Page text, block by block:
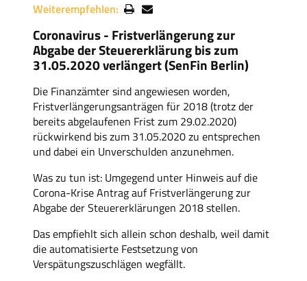
Weiterempfehlen:
Coronavirus - Fristverlängerung zur
Abgabe der Steuererklärung bis zum
31.05.2020 verlängert (SenFin Berlin)
Die Finanzämter sind angewiesen worden,
Fristverlängerungsanträgen für 2018 (trotz der
bereits abgelaufenen Frist zum 29.02.2020)
rückwirkend bis zum 31.05.2020 zu entsprechen
und dabei ein Unverschulden anzunehmen.
Was zu tun ist: Umgegend unter Hinweis auf die
Corona-Krise Antrag auf Fristverlängerung zur
Abgabe der Steuererklärungen 2018 stellen.
Das empfiehlt sich allein schon deshalb, weil damit
die automatisierte Festsetzung von
Verspätungszuschlägen wegfällt.